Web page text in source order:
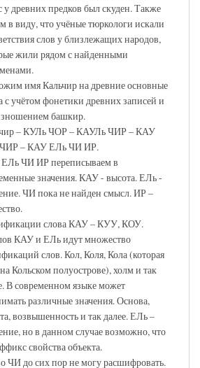
у древних предков был скуден. Также
в виду, что учёные тюркологи искали
слов у близлежащих народов,
жили рядом с найденными
имя Кальчир на древние основные
с учётом фонетики древних записей и
башкир.
– КУЛь ЧОР – КАУЛь ЧИР – КАУ
– КАУ ЕЛь ЧИ ИР.
ЧИ ИР переписываем в
значения. КАУ - высота. ЕЛь -
ЧИ пока не найден смысл. ИР –
слова КАУ – КУУ, КОУ.
КАУ и ЕЛь идут множество
слов. Кол, Коля, Кола (которая
Кольском полуострове), холм и так
В современном языке может
различные значения. Основа,
возвышенность и так далее. ЕЛь –
но в данном случае возможно, что
свойства объекта.
ЧИ до сих пор не могу расшифровать.